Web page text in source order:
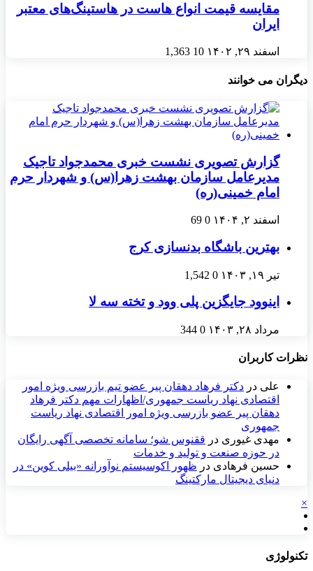
مقایسه قیمت انواع هاست در هاستینگ‌های معتبر
ایران
اسفند ۲۹, ۱۴۰۲ 10
1,363
دیگران می خوانند
گزارش تصویری نشست خبری محمدجواد تاجیک
مدیرعامل سازمان بهشت زهرا(س) و شهردار حرم
امام خمینی(ره)
اسفند ۲, ۱۴۰۴ 0
69
بهترین باشگاه بدنسازی کرج
تیر ۱۹, ۱۴۰۳ 0
1,542
اینوود جایگزین پلی وود و تخته سه لا
مرداد ۲۸, ۱۴۰۳ 0
344
نظرات کاربران
علی در دکتر فرهاد دهقان پیر عضو تيم بازرسی ويژه امور
اقتصادی نهاد رياست جمهوری/اظهارات مهم دکتر فرهاد
دهقان پیر عضو بازرسی ویژه امور اقتصادی نهاد ریاست
جمهوری
مهدی غیوری در ققنوس شو؛ سامانه تخصصی آگهی رایگان
در حوزه صنعت و تولید و خدمات
حسین فرهادی در ظهور اکوسیستم نوآورانه «بیلی کوین» در
دنیای دیجیتال مارکتینگ
×
تکنولوژی